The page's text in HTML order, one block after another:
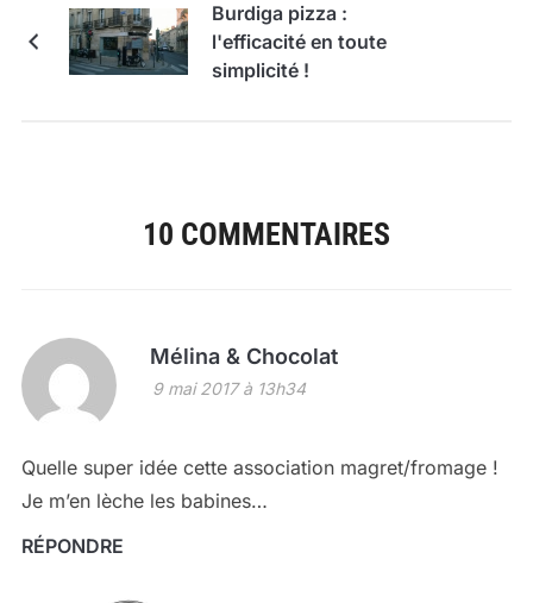
Burdiga pizza :
l'efficacité en toute
simplicité !
10 COMMENTAIRES
Mélina & Chocolat
9 mai 2017 à 13h34
Quelle super idée cette association magret/fromage !
Je m’en lèche les babines…
RÉPONDRE